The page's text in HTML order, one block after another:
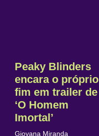
Peaky Blinders
encara o próprio
fim em trailer de
‘O Homem
Imortal’
Giovana Miranda